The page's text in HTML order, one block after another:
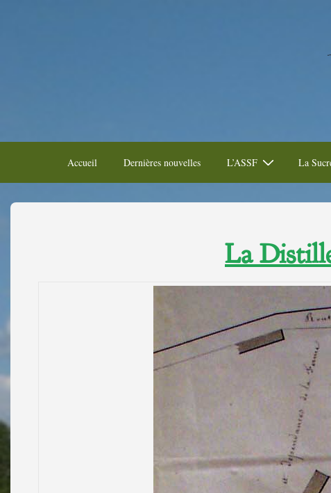
Accueil Dernières nouvelles L’ASSF La
La